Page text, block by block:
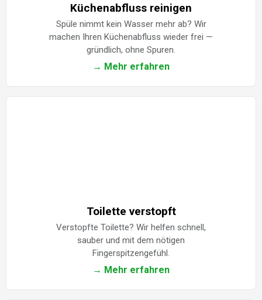
Küchenabfluss reinigen
Spüle nimmt kein Wasser mehr ab? Wir
machen Ihren Küchenabfluss wieder frei —
gründlich, ohne Spuren.
→ Mehr erfahren
Toilette verstopft
Verstopfte Toilette? Wir helfen schnell,
sauber und mit dem nötigen
Fingerspitzengefühl.
→ Mehr erfahren